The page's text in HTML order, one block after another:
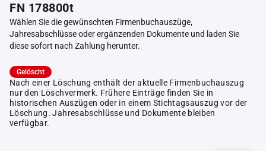
FN 178800t
Wählen Sie die gewünschten Firmenbuchauszüge,
Jahresabschlüsse oder ergänzenden Dokumente und laden Sie
diese sofort nach Zahlung herunter.
Gelöscht
Nach einer Löschung enthält der aktuelle Firmenbuchauszug
nur den Löschvermerk. Frühere Einträge finden Sie in
historischen Auszügen oder in einem Stichtagsauszug vor der
Löschung. Jahresabschlüsse und Dokumente bleiben
verfügbar.